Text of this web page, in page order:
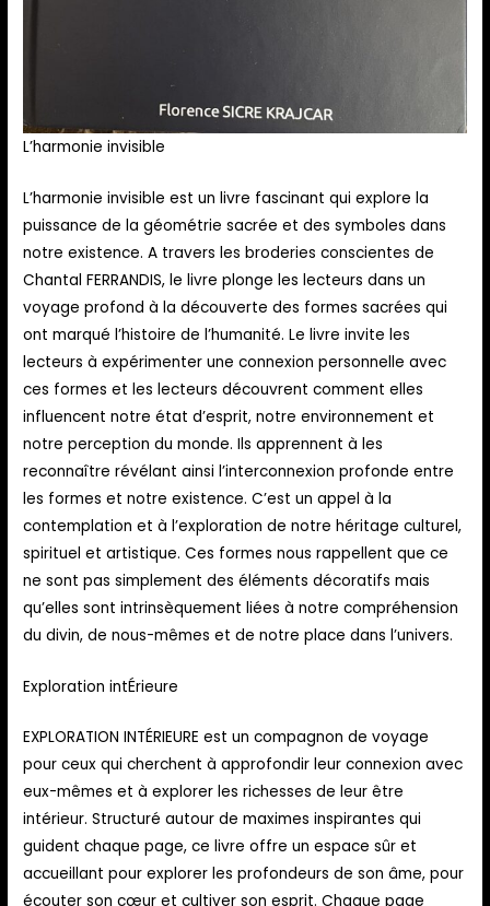
L’harmonie invisible
L’harmonie invisible est un livre fascinant qui explore la
puissance de la géométrie sacrée et des symboles dans
notre existence. A travers les broderies conscientes de
Chantal FERRANDIS, le livre plonge les lecteurs dans un
voyage profond à la découverte des formes sacrées qui
ont marqué l’histoire de l’humanité. Le livre invite les
lecteurs à expérimenter une connexion personnelle avec
ces formes et les lecteurs découvrent comment elles
influencent notre état d’esprit, notre environnement et
notre perception du monde. Ils apprennent à les
reconnaître révélant ainsi l’interconnexion profonde entre
les formes et notre existence. C’est un appel à la
contemplation et à l’exploration de notre héritage culturel,
spirituel et artistique. Ces formes nous rappellent que ce
ne sont pas simplement des éléments décoratifs mais
qu’elles sont intrinsèquement liées à notre compréhension
du divin, de nous-mêmes et de notre place dans l’univers.
Exploration intÉrieure
EXPLORATION INTÉRIEURE est un compagnon de voyage
pour ceux qui cherchent à approfondir leur connexion avec
eux-mêmes et à explorer les richesses de leur être
intérieur. Structuré autour de maximes inspirantes qui
guident chaque page, ce livre offre un espace sûr et
accueillant pour explorer les profondeurs de son âme, pour
écouter son cœur et cultiver son esprit. Chaque page